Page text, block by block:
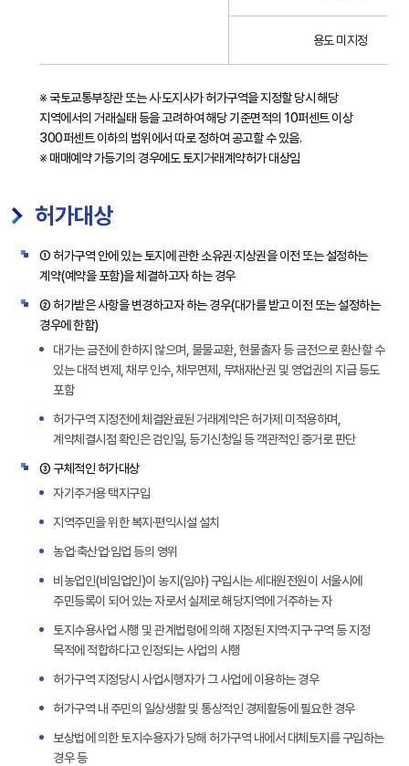
적
안
내
-
지
별
허
를
요
하
적
제
공
용도 미지정
※ 국토교통부장관 또는 시·도지사가 허가구역을 지정할 당시 해당
지역에서의 거래실태 등을 고려하여 해당 기준면적의 10퍼센트 이상
300퍼센트 이하의 범위에서 따로 정하여 공고할 수 있음.
※ 매매예약 가등기의 경우에도 토지거래계약허가 대상임
허가대상
① 허가구역 안에 있는 토지에 관한 소유권·지상권을 이전 또는 설정하는
계약(예약을 포함)을 체결하고자 하는 경우
② 허가받은 사항을 변경하고자 하는 경우(대가를 받고 이전 또는 설정하는
경우에 한함)
대가는 금전에 한하지 않으며, 물물교환, 현물출자 등 금전으로 환산할 수
있는 대적 변제, 채무 인수, 채무면제, 무채재산권 및 영업권의 지급 등도
포함
허가구역 지정전에 체결완료된 거래계약은 허가제 미적용하며,
계약체결시점 확인은 검인일, 등기신청일 등 객관적인 증거로 판단
③ 구체적인 허가대상
자기주거용 택지구입
지역주민을 위한 복지·편익시설 설치
농업·축산업·임업 등의 영위
비농업인(비임업인)이 농지(임야) 구입시는 세대원전원이 서울시에
주민등록이 되어 있는 자로서 실제로 해당지역에 거주하는 자
토지수용사업 시행 및 관계법령에 의해 지정된 지역·지구·구역 등 지정
목적에 적합하다고 인정되는 사업의 시행
허가구역 지정당시 사업시행자가 그 사업에 이용하는 경우
허가구역 내 주민의 일상생활 및 통상적인 경제활동에 필요한 경우
보상법에 의한 토지수용자가 당해 허가구역 내에서 대체토지를 구입하는
경우 등